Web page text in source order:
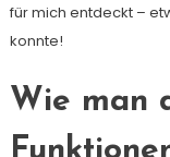
für mich entdeckt –
konnte!
Wie man